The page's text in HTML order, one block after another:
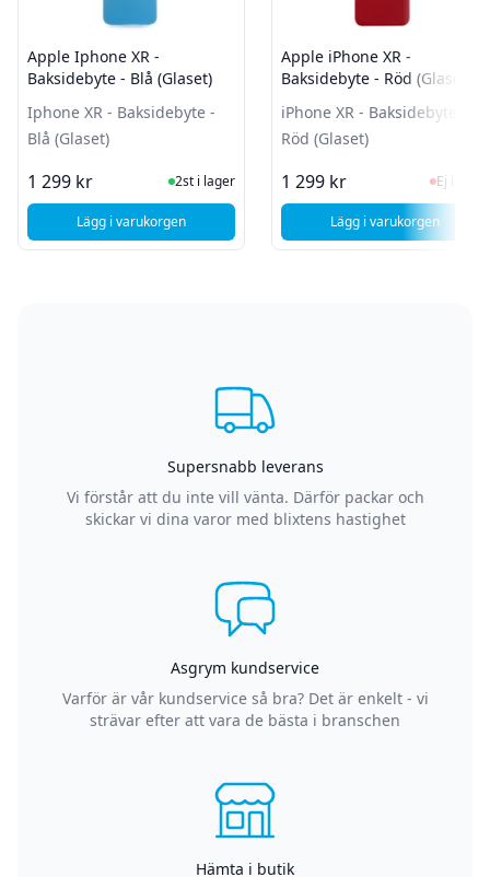
Apple Iphone XR -
Baksidebyte - Blå (Glaset)
Iphone XR - Baksidebyte -
Blå (Glaset)
1 299 kr I Lager
2st i lager
Lägg i varukorgen, Apple Iphone XR - Baksidebyte - Blå (Glaset)
Apple iPhone XR -
Baksidebyte - Röd (Glaset)
iPhone XR - Baksidebyte -
Röd (Glaset)
1 299 kr Ej i
Ej i lager
Lägg i varukorgen
, Apple iPhone
Supersnabb leverans
Vi förstår att du inte vill vänta. Därför packar och
skickar vi dina varor med blixtens hastighet
Asgrym kundservice
Varför är vår kundservice så bra? Det är enkelt - vi
strävar efter att vara de bästa i branschen
Hämta i butik